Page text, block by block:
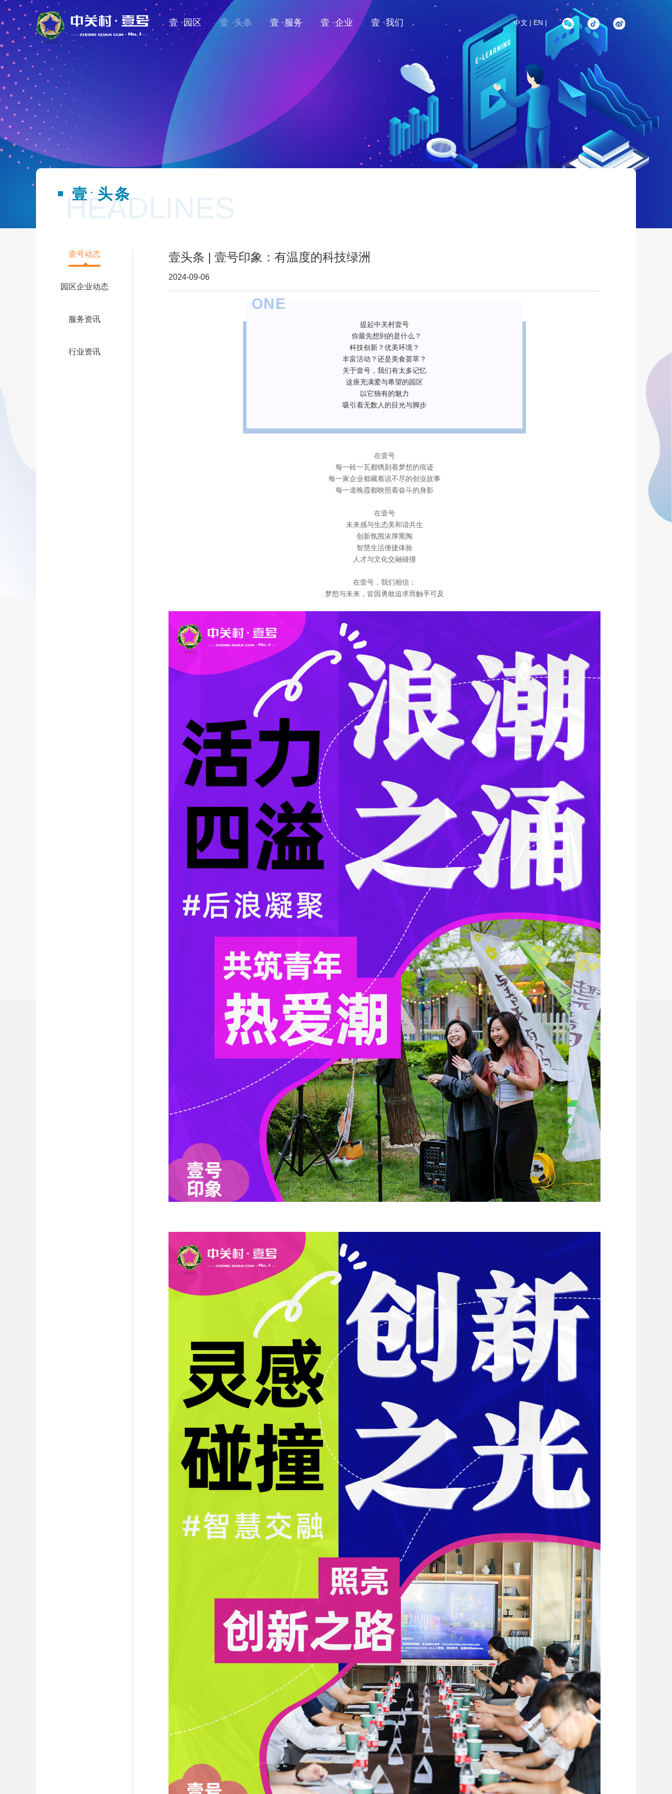
壹 ·园区 壹 ·头条 壹 ·服务 壹 ·企业 壹 ·我们 中文 | EN |
HEADLINES
壹 · 头条
壹号动态
园区企业动态
服务资讯
行业资讯
壹头条 | 壹号印象：有温度的科技绿洲
2024-09-06
ONE
提起中关村壹号
你最先想到的是什么？
科技创新？优美环境？
丰富活动？还是美食荟萃？
关于壹号，我们有太多记忆
这座充满爱与希望的园区
以它独有的魅力
吸引着无数人的目光与脚步
在壹号
每一砖一瓦都镌刻着梦想的痕迹
每一家企业都藏着说不尽的创业故事
每一道晚霞都映照着奋斗的身影
在壹号
未来感与生态美和谐共生
创新氛围浓厚熏陶
智慧生活便捷体验
人才与文化交融碰撞
在壹号，我们相信：
梦想与未来，皆因勇敢追求而触手可及